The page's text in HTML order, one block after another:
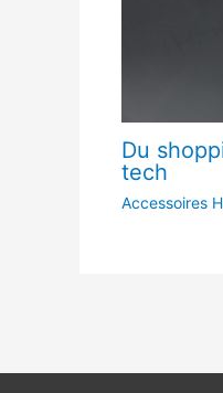
Du
tech
Accessoires